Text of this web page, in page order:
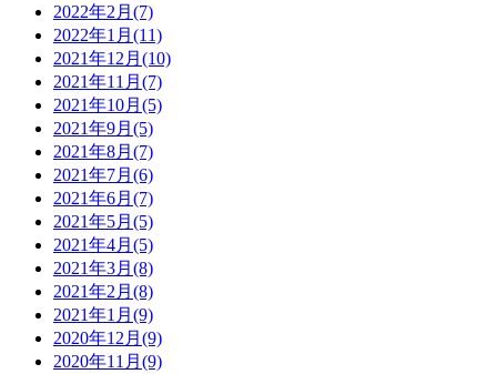
2022年2月(7)
2022年1月(11)
2021年12月(10)
2021年11月(7)
2021年10月(5)
2021年9月(5)
2021年8月(7)
2021年7月(6)
2021年6月(7)
2021年5月(5)
2021年4月(5)
2021年3月(8)
2021年2月(8)
2021年1月(9)
2020年12月(9)
2020年11月(9)